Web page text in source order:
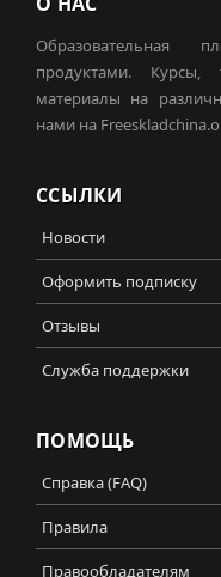
Образовательная
продуктами. Курсы,
материалы на
нами на
ССЫЛКИ
Новости
Оформить подписку
Отзывы
Служба поддержки
ПОМОЩЬ
Справка (FAQ)
Правила
Правообладателям